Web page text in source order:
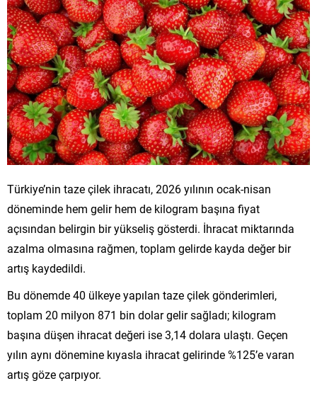
Türkiye’nin taze çilek ihracatı, 2026 yılının ocak-nisan
döneminde hem gelir hem de kilogram başına fiyat
açısından belirgin bir yükseliş gösterdi. İhracat miktarında
azalma olmasına rağmen, toplam gelirde kayda değer bir
artış kaydedildi.
Bu dönemde 40 ülkeye yapılan taze çilek gönderimleri,
toplam 20 milyon 871 bin dolar gelir sağladı; kilogram
başına düşen ihracat değeri ise 3,14 dolara ulaştı. Geçen
yılın aynı dönemine kıyasla ihracat gelirinde %125’e varan
artış göze çarpıyor.